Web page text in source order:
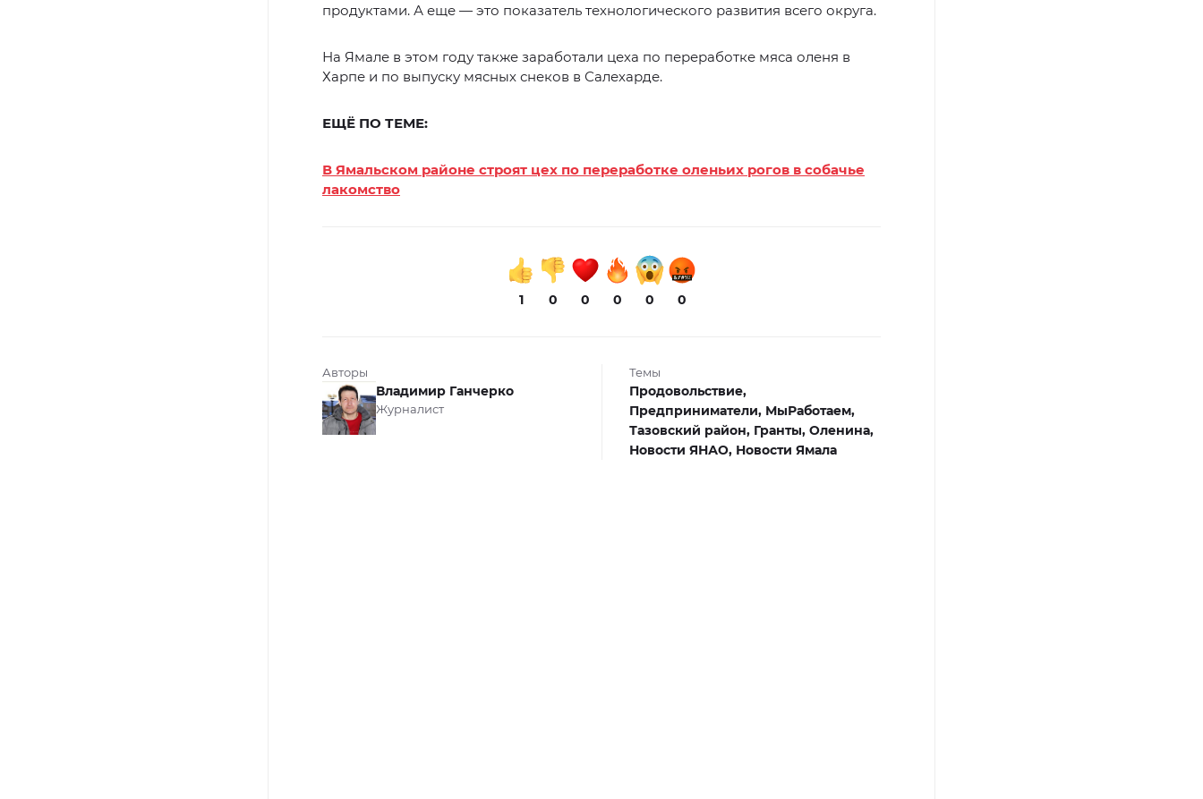
продуктами. А еще — это показатель технологического развития всего округа.
На Ямале в этом году также заработали цеха по переработке мяса оленя в
Харпе и по выпуску мясных снеков в Салехарде.
ЕЩЁ ПО ТЕМЕ:
В Ямальском районе строят цех по переработке оленьих рогов в собачье
лакомство
1 0 0 0 0 0
Авторы
Владимир Ганчерко
Журналист
Темы
Продовольствие,
Предприниматели, МыРаботаем,
Тазовский район, Гранты, Оленина,
Новости ЯНАО, Новости Ямала